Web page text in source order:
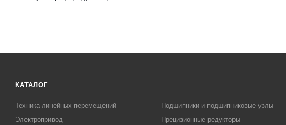
КАТАЛОГ
Техника линейных перемещений
Подшипники и подшипниковые узлы
Электропривод
Прецизионные редукторы